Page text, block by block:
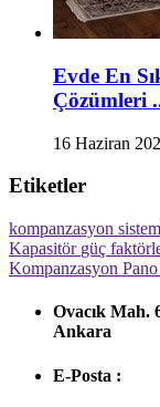
Evde En
Çözümleri
16 Haziran
Etiketler
kompanzasyon
Kapasitör güç
Kompanzasyon Pano
Ovacık Mah.
Ankara
E-Posta :